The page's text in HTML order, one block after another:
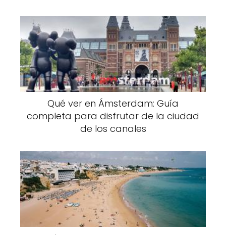
Qué ver en Ámsterdam: Guía
completa para disfrutar de la ciudad
de los canales